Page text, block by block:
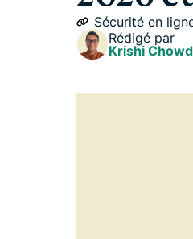
Sécurité en
Rédigé par
Krishi